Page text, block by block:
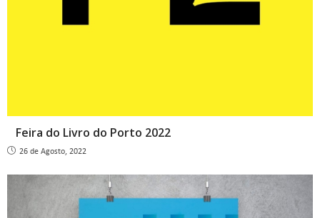
Feira do Livro do Porto 2022
26 de Agosto, 2022